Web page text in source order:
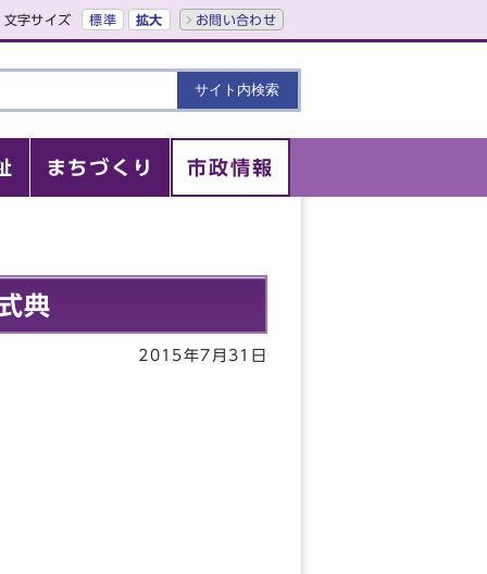
文字サイズ 標準 拡大 お問い合わせ
まちづくり 市政情報
典
2015年7月31日